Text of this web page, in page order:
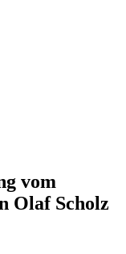
vom
Olaf Scholz